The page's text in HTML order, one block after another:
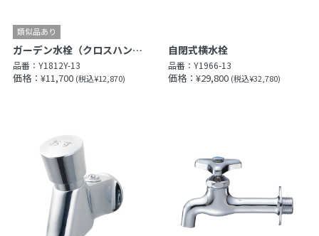
ガーデン水栓（クロスハンドル）（固定コマ仕様）
品番： Y1812Y-13
価格：¥11,700 (税込¥12,870)
自閉式横水栓
品番：Y1966-13
価格：¥29,800 (税込¥32,780)